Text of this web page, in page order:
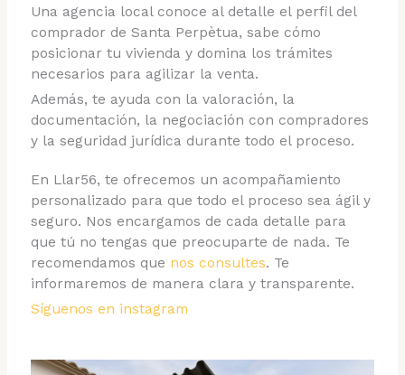
Una agencia local conoce al detalle el perfil del
comprador de Santa Perpètua, sabe cómo
posicionar tu vivienda y domina los trámites
necesarios para agilizar la venta.
Además, te ayuda con la valoración, la
documentación, la negociación con compradores
y la seguridad jurídica durante todo el proceso.
En Llar56, te ofrecemos un acompañamiento
personalizado para que todo el proceso sea ágil y
seguro. Nos encargamos de cada detalle para
que tú no tengas que preocuparte de nada. Te
recomendamos que nos consultes. Te
informaremos de manera clara y transparente.
Síguenos en instagram